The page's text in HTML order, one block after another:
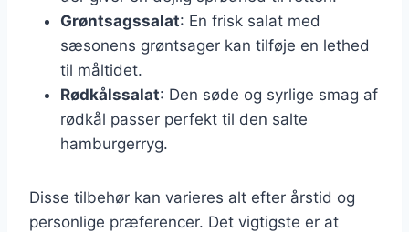
Grøntsagssalat: En frisk salat med
sæsonens grøntsager kan tilføje en lethed
til måltidet.
Rødkålssalat: Den søde og syrlige smag af
rødkål passer perfekt til den salte
hamburgerryg.
Disse tilbehør kan varieres alt efter årstid og
personlige præferencer. Det vigtigste er at